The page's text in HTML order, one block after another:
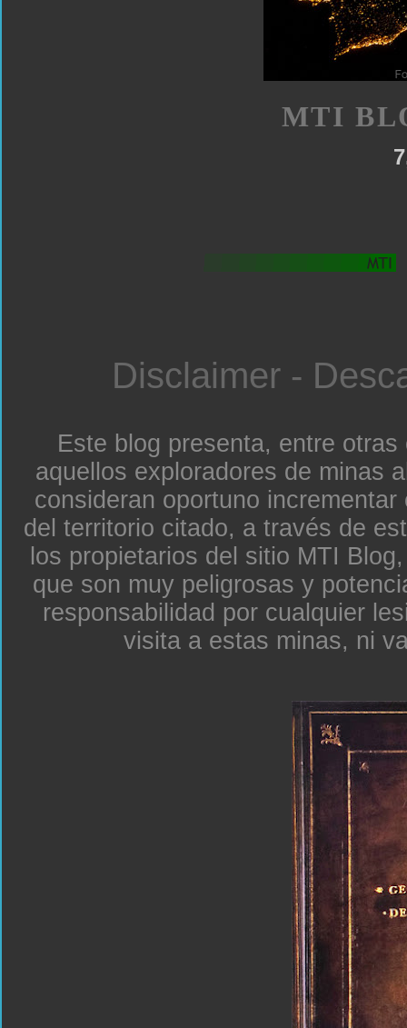
MTI
Disclaimer -
Este blog presenta, entre
aquellos exploradores de minas
consideran oportuno
del territorio citado, a través de
los propietarios del sitio MTI
que son muy peligrosas y
responsabilidad por cualquier
visita a estas minas, ni